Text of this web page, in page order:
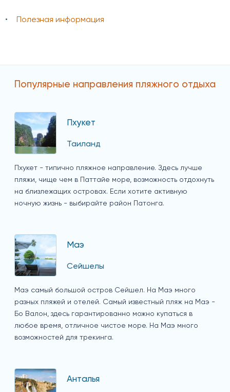
Полезная информация
Популярные направления пляжного отдыха
Пхукет
Таиланд
Пхукет - типично пляжное направление. Здесь лучше
пляжи, чище чем в Паттайе море, возможность отдохнуть
на близлежащих островах. Если хотите активную
ночную жизнь - выбирайте район Патонга.
Маэ
Сейшелы
Маэ самый большой остров Сейшел. На Маэ много
разных пляжей и отелей. Самый известный пляж на Маэ -
Бо Валон, здесь гарантированно можно купаться в
любое время, отличное чистое море. На Маэ много
возможностей для трекинга.
Анталья